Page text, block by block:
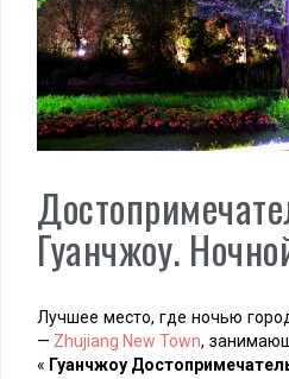
Гуанчжоу.
Лучшее место, где ночью
— Zhujiang New Town,
« Гуанчжоу